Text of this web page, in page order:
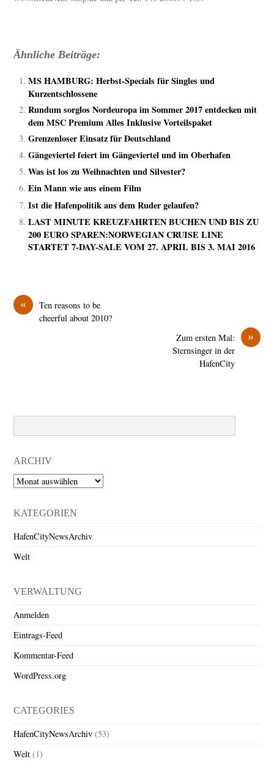
Ähnliche Beiträge:
MS HAMBURG: Herbst-Specials für Singles und
Kurzentschlossene
Rundum sorglos Nordeuropa im Sommer 2017 entdecken mit
dem MSC Premium Alles Inklusive Vorteilspaket
Grenzenloser Einsatz für Deutschland
Gängeviertel feiert im Gängeviertel und im Oberhafen
Was ist los zu Weihnachten und Silvester?
Ein Mann wie aus einem Film
Ist die Hafenpolitik aus dem Ruder gelaufen?
LAST MINUTE KREUZFAHRTEN BUCHEN UND BIS ZU
200 EURO SPAREN:NORWEGIAN CRUISE LINE
STARTET 7-DAY-SALE VOM 27. APRIL BIS 3. MAI 2016
«
Ten reasons to be
cheerful about 2010?
»
Zum ersten Mal:
Sternsinger in der
HafenCity
ARCHIV
Archiv
KATEGORIEN
HafenCityNewsArchiv
Welt
VERWALTUNG
Anmelden
Eintrags-Feed
Kommentar-Feed
WordPress.org
CATEGORIES
HafenCityNewsArchiv (53)
Welt (1)